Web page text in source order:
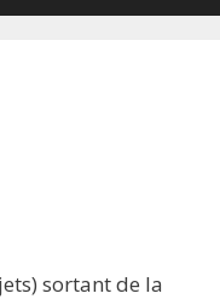
sortant de la